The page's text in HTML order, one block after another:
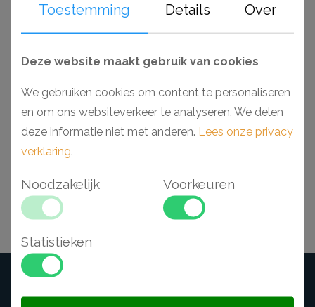
Toestemming Details Over
Deze website maakt gebruik van cookies
We gebruiken cookies om content te personaliseren
en om ons websiteverkeer te analyseren. We delen
deze informatie niet met anderen. Lees onze privacy
verklaring.
Noodzakelijk Voorkeuren
Statistieken